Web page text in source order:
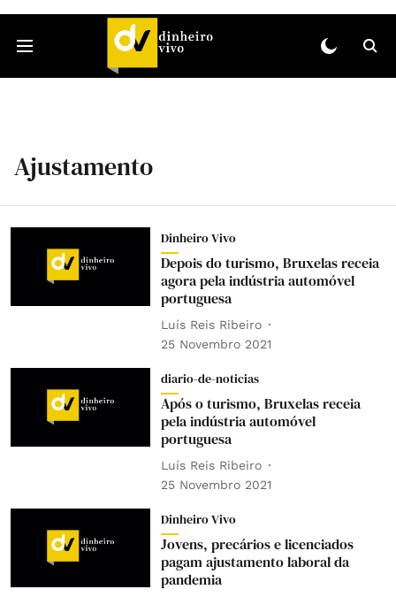
Ajustamento
Dinheiro Vivo
Depois do turismo, Bruxelas receia
agora pela indústria automóvel
portuguesa
Luís Reis Ribeiro
25 Novembro 2021
diario-de-noticias
Após o turismo, Bruxelas receia
pela indústria automóvel
portuguesa
Luís Reis Ribeiro
25 Novembro 2021
Dinheiro Vivo
Jovens, precários e licenciados
pagam ajustamento laboral da
pandemia